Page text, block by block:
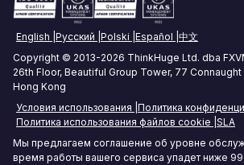
Tokyo Forex VPS
Mumbai Forex VPS
Sydney Forex VPS
Hong Kong Forex VPS
Frankfurt Forex VPS
English Русский Polski Español 中文
Copyright © 2013-2026 ThinkHuge Ltd. dba
26th Floor, Beautiful Group Tower, 77
Hong Kong
Условия использования Политика
Политика использования файлов cookie SLA
Мы предлагаем соглашение об уровне
время работы вашего сервиса упадет ниже